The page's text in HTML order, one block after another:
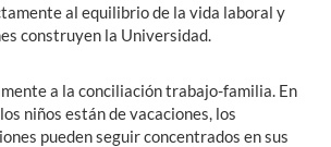
al equilibrio de la vida laboral y
construyen la Universidad.
a la conciliación trabajo-familia. En
niños están de vacaciones, los
pueden seguir concentrados en sus